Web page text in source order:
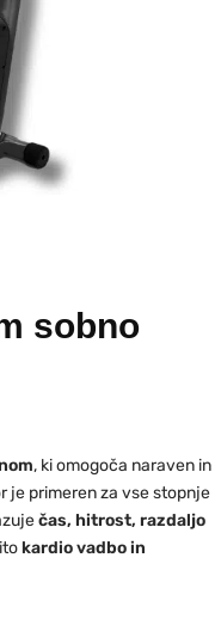
sobno
, ki omogoča naraven in
je primeren za vse stopnje
čas, hitrost, razdaljo
kardio vadbo in